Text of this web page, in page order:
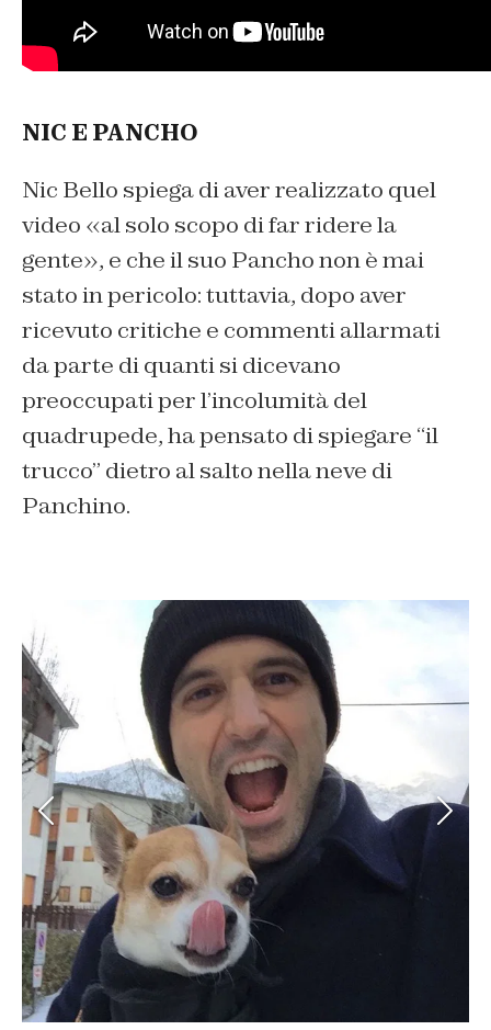
NIC E PANCHO
Nic Bello spiega di aver realizzato quel
video «al solo scopo di far ridere la
gente», e che il suo Pancho non è mai
stato in pericolo: tuttavia, dopo aver
ricevuto critiche e commenti allarmati
da parte di quanti si dicevano
preoccupati per l’incolumità del
quadrupede, ha pensato di spiegare “il
trucco” dietro al salto nella neve di
Panchino.